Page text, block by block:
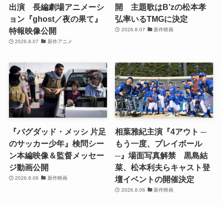
出演 長編劇場アニメーシ
ョン『ghost／夜の果て』
特報映像公開
2026.8.07 新作アニメ
開 主題歌はB’zの松本孝
弘率いるTMGに決定
2026.8.07 新作映画
『バグダッド・メッシ 片足
のサッカー少年』検問シー
ン本編映像＆監督メッセー
ジ動画公開
2026.8.06 新作映画
相葉雅紀主演『4アウト ─
もう一度、プレイボール
─』場面写真解禁 黒島結
菜、松本利夫らキャスト登
壇イベントの開催決定
2026.8.06 新作映画